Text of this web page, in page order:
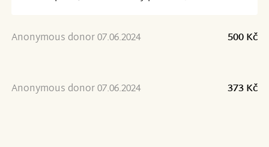
Anonymous donor 07.06.2024 500 Kč
Anonymous donor 07.06.2024 373 Kč